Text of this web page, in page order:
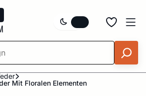
Mit Floralen Elementen